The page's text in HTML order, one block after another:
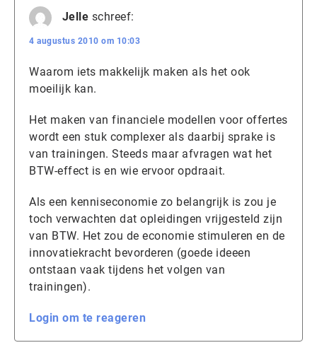
Jelle schreef:
4 augustus 2010 om 10:03
Waarom iets makkelijk maken als het ook
moeilijk kan.
Het maken van financiele modellen voor offertes
wordt een stuk complexer als daarbij sprake is
van trainingen. Steeds maar afvragen wat het
BTW-effect is en wie ervoor opdraait.
Als een kenniseconomie zo belangrijk is zou je
toch verwachten dat opleidingen vrijgesteld zijn
van BTW. Het zou de economie stimuleren en de
innovatiekracht bevorderen (goede ideeen
ontstaan vaak tijdens het volgen van
trainingen).
Login om te reageren